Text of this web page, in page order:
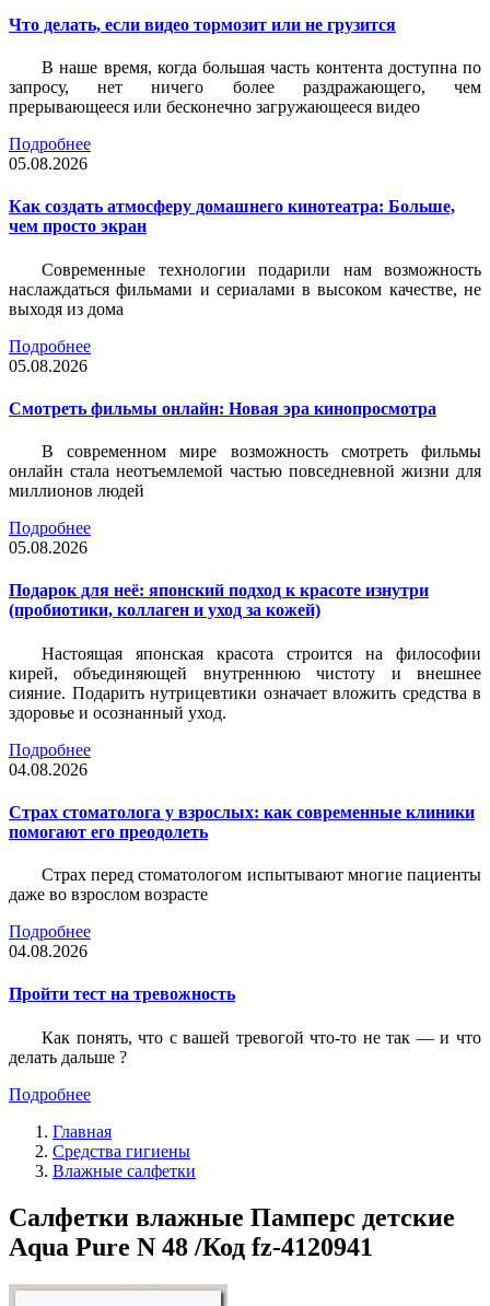
Что делать, если видео тормозит или не грузится
В наше время, когда большая часть контента доступна по
запросу, нет ничего более раздражающего, чем
прерывающееся или бесконечно загружающееся видео
Подробнее
05.08.2026
Как создать атмосферу домашнего кинотеатра: Больше,
чем просто экран
Современные технологии подарили нам возможность
наслаждаться фильмами и сериалами в высоком качестве, не
выходя из дома
Подробнее
05.08.2026
Смотреть фильмы онлайн: Новая эра кинопросмотра
В современном мире возможность смотреть фильмы
онлайн стала неотъемлемой частью повседневной жизни для
миллионов людей
Подробнее
05.08.2026
Подарок для неё: японский подход к красоте изнутри
(пробиотики, коллаген и уход за кожей)
Настоящая японская красота строится на философии
кирей, объединяющей внутреннюю чистоту и внешнее
сияние. Подарить нутрицевтики означает вложить средства в
здоровье и осознанный уход.
Подробнее
04.08.2026
Страх стоматолога у взрослых: как современные клиники
помогают его преодолеть
Страх перед стоматологом испытывают многие пациенты
даже во взрослом возрасте
Подробнее
04.08.2026
Пройти тест на тревожность
Как понять, что с вашей тревогой что-то не так — и что
делать дальше ?
Подробнее
Главная
Средства гигиены
Влажные салфетки
Салфетки влажные Памперс детские
Aqua Pure N 48 /Код fz-4120941